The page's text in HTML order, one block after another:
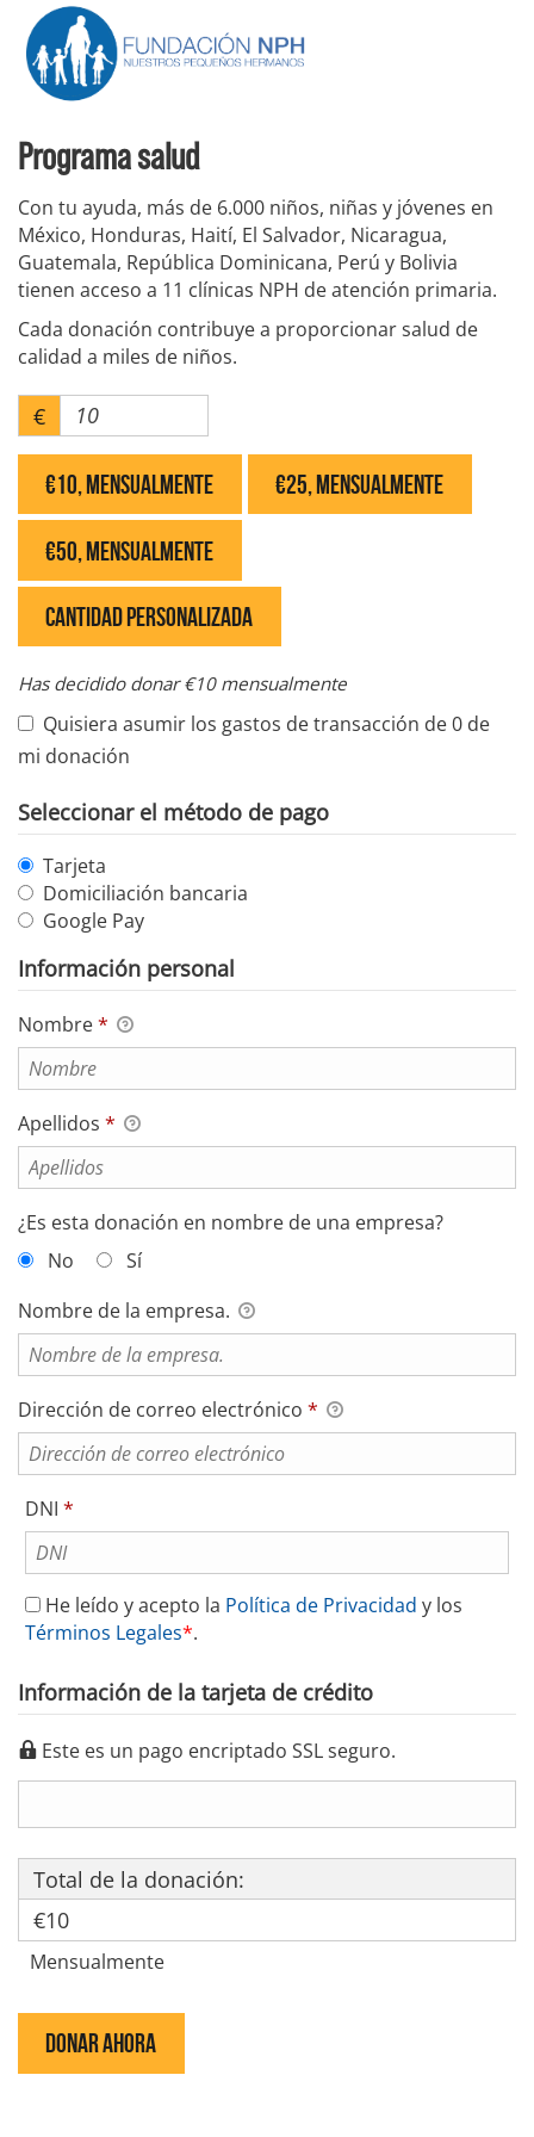
Programa salud
Con tu ayuda, más de 6.000 niños, niñas y jóvenes en
México, Honduras, Haití, El Salvador, Nicaragua,
Guatemala, República Dominicana, Perú y Bolivia
tienen acceso a 11 clínicas NPH de atención primaria.
Cada donación contribuye a proporcionar salud de
calidad a miles de niños.
€
€10, Mensualmente €25, Mensualmente
€50, Mensualmente
Cantidad personalizada
Has decidido donar€10mensualmente
Quisiera asumir los gastos de transacción de 0 de
mi donación
Seleccionar el método de pago
Tarjeta
Domiciliación bancaria
Google Pay
Información personal
Nombre*
Apellidos *
¿Es esta donación en nombre de una empresa?
No
Sí
Nombre de la empresa.
Dirección de correo electrónico *
DNI*
He leído y acepto la Política de Privacidad y los
Términos Legales*.
Información de la tarjeta de crédito
Este es un pago encriptado SSL seguro.
Total de la donación:
€10
Mensualmente